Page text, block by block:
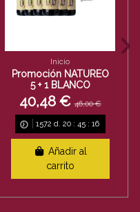
Inicio
Promoción NATUREO
5 + 1 BLANCO
40,48 €46,00 €
1572 d. 20 :45 :15
Añadir al
carrito